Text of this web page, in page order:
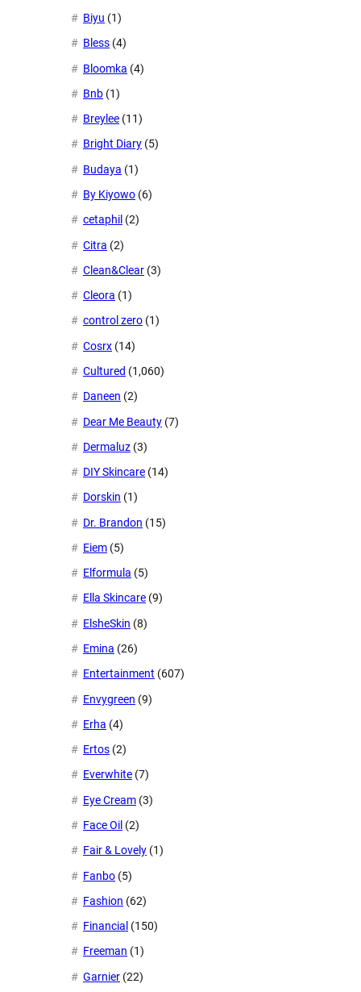
Biyu (1)
Bless (4)
Bloomka (4)
Bnb (1)
Breylee (11)
Bright Diary (5)
Budaya (1)
By Kiyowo (6)
cetaphil (2)
Citra (2)
Clean&Clear (3)
Cleora (1)
control zero (1)
Cosrx (14)
Cultured (1,060)
Daneen (2)
Dear Me Beauty (7)
Dermaluz (3)
DIY Skincare (14)
Dorskin (1)
Dr. Brandon (15)
Eiem (5)
Elformula (5)
Ella Skincare (9)
ElsheSkin (8)
Emina (26)
Entertainment (607)
Envygreen (9)
Erha (4)
Ertos (2)
Everwhite (7)
Eye Cream (3)
Face Oil (2)
Fair & Lovely (1)
Fanbo (5)
Fashion (62)
Financial (150)
Freeman (1)
Garnier (22)